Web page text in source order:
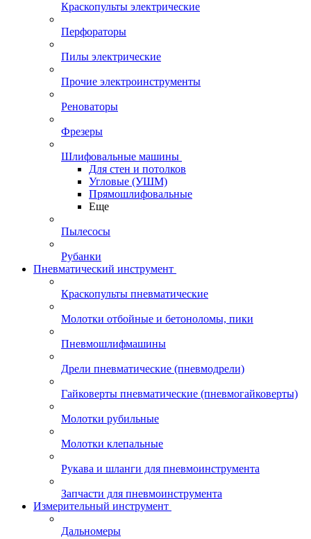
Краскопульты электрические
Перфораторы
Пилы электрические
Прочие электроинструменты
Реноваторы
Фрезеры
Шлифовальные машины
Для стен и потолков
Угловые (УШМ)
Прямошлифовальные
Еще
Пылесосы
Рубанки
Пневматический инструмент
Краскопульты пневматические
Молотки отбойные и бетоноломы, пики
Пневмошлифмашины
Дрели пневматические (пневмодрели)
Гайковерты пневматические (пневмогайковерты)
Молотки рубильные
Молотки клепальные
Рукава и шланги для пневмоинструмента
Запчасти для пневмоинструмента
Измерительный инструмент
Дальномеры